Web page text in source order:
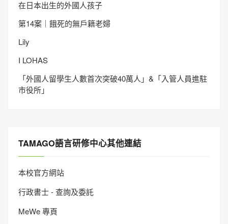
在日本出生的外國人孩子
第14案｜餓死的無戶籍老婦
Lily
I LOHAS
「外國人留學生人數首次突破40萬人」&「入管人員進駐
市役所」
TAMAGO語言研修中心其他連結
本校官方網站
行政書士 - 查詢及委託
MeWe 專頁